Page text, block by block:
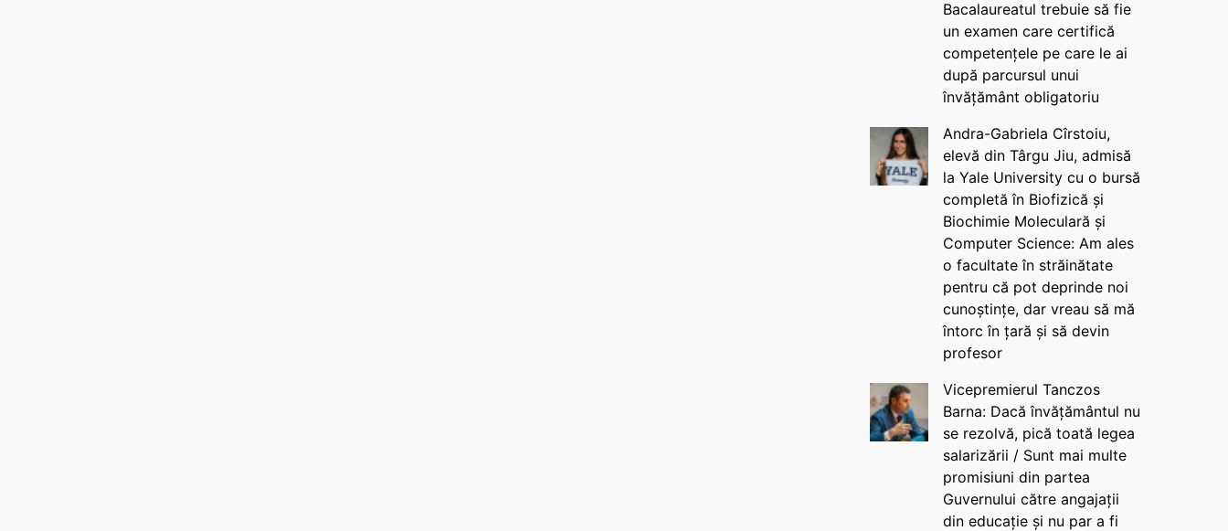
Bacalaureatul trebuie să fie
un examen care certifică
competențele pe care le ai
după parcursul unui
învățământ obligatoriu
Andra-Gabriela Cîrstoiu,
elevă din Târgu Jiu, admisă
la Yale University cu o bursă
completă în Biofizică și
Biochimie Moleculară și
Computer Science: Am ales
o facultate în străinătate
pentru că pot deprinde noi
cunoștințe, dar vreau să mă
întorc în țară și să devin
profesor
Vicepremierul Tanczos
Barna: Dacă învățământul nu
se rezolvă, pică toată legea
salarizării / Sunt mai multe
promisiuni din partea
Guvernului către angajații
din educație și nu par a fi